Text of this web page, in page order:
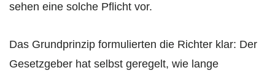
sehen eine solche Pflicht vor.
Das Grundprinzip formulierten die Richter klar: Der
Gesetzgeber hat selbst geregelt, wie lange